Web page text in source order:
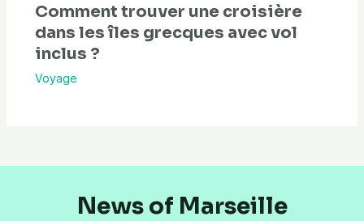
Comment trouver une croisière
dans les îles grecques avec vol
inclus ?
Voyage
News of Marseille